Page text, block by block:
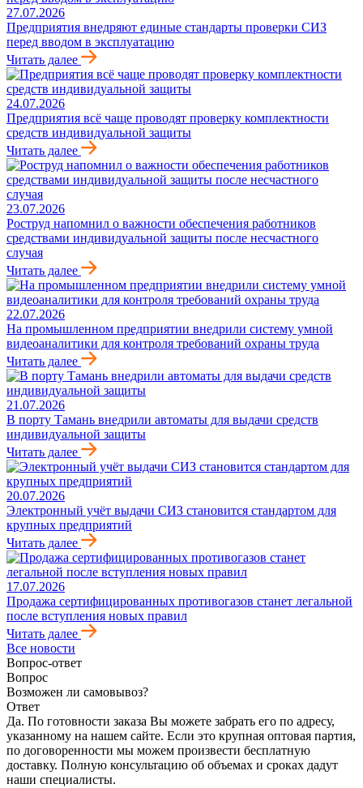
27.07.2026
Предприятия внедряют единые стандарты проверки СИЗ
перед вводом в эксплуатацию
Читать далее
24.07.2026
Предприятия всё чаще проводят проверку комплектности
средств индивидуальной защиты
Читать далее
23.07.2026
Роструд напомнил о важности обеспечения работников
средствами индивидуальной защиты после несчастного
случая
Читать далее
22.07.2026
На промышленном предприятии внедрили систему умной
видеоаналитики для контроля требований охраны труда
Читать далее
21.07.2026
В порту Тамань внедрили автоматы для выдачи средств
индивидуальной защиты
Читать далее
20.07.2026
Электронный учёт выдачи СИЗ становится стандартом для
крупных предприятий
Читать далее
17.07.2026
Продажа сертифицированных противогазов станет легальной
после вступления новых правил
Читать далее
Все новости
Вопрос-ответ
Вопрос
Возможен ли самовывоз?
Ответ
Да. По готовности заказа Вы можете забрать его по адресу,
указанному на нашем сайте. Если это крупная оптовая партия,
по договоренности мы можем произвести бесплатную
доставку. Полную консультацию об объемах и сроках дадут
наши специалисты.